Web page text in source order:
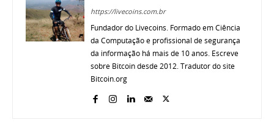
https://livecoins.com.br
Fundador do Livecoins. Formado em Ciência
da Computação e profissional de segurança
da informação há mais de 10 anos. Escreve
sobre Bitcoin desde 2012. Tradutor do site
Bitcoin.org